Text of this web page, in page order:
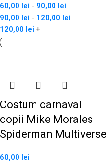
60,00 lei - 90,00 lei
90,00 lei - 120,00 lei
120,00 lei +
Costum carnaval
copii Mike Morales
Spiderman Multiverse
60,00 lei